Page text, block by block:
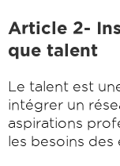
Article 2-
que talent
Le talent est
intégrer un
aspirations
les besoins des